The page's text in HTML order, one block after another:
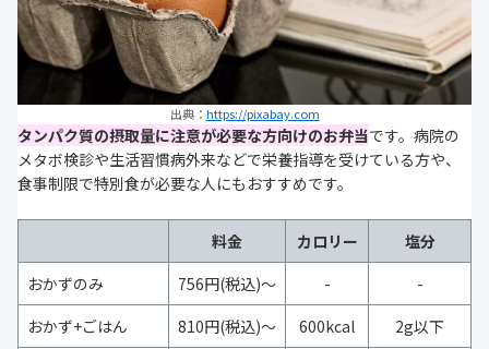
出典： https://pixabay.com
タンパク質の摂取量に注意が必要な方向けのお弁当です。病院の
メタボ検診や生活習慣病外来などで栄養指導を受けている方や、
食事制限で特別食が必要な人にもおすすめです。
料金 カロリー
塩分
おかずのみ
756円(税込)～ -
-
おかず+ごはん
810円(税込)～ 600kcal
2g以下